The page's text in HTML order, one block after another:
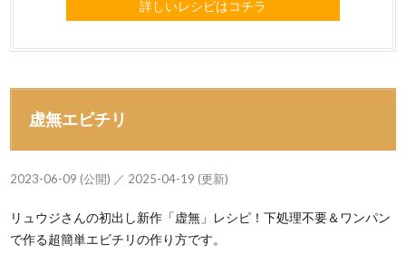
詳しいレシピはコチラ
虚無エビチリ
2023-06-09 (公開) ／ 2025-04-19 (更新)
リュウジさんの初出し新作「虚無」レシピ！下処理不要＆ワンパン
で作る超簡単エビチリの作り方です。